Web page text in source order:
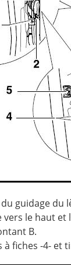
guidage
le haut et
B.
fiches -4- et